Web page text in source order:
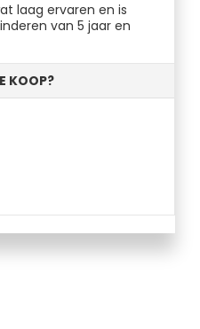
laag ervaren en is
van 5 jaar en
KOOP?